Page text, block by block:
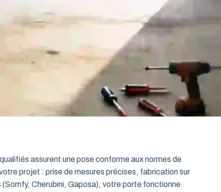
assurent une pose conforme aux normes de
projet : prise de mesures précises, fabrication sur
Cherubini, Gaposa), votre porte fonctionne